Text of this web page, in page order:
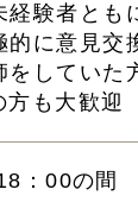
経験者とも
的に意見交
をしていた
方も大歓迎
：00の間